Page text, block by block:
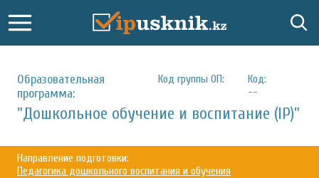
Образовательная
программа:
Код группы ОП:
Код:
--
"Дошкольное обучение и воспитание (IP)"
Направление подготовки:
Педагогика дошкольного воспитания и обучения